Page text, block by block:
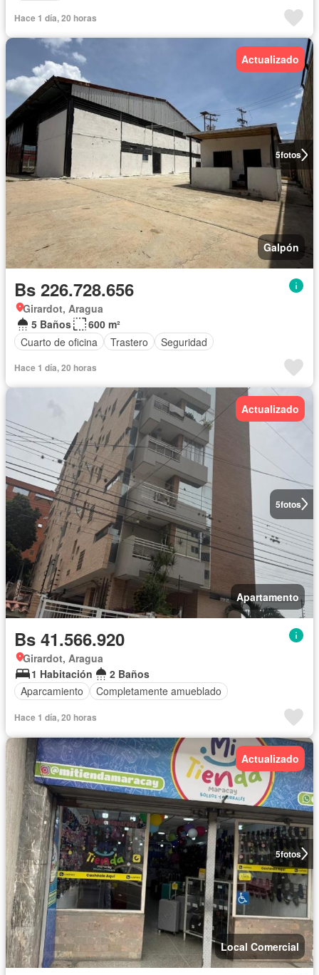
Hace 1 día, 20 horas
5fotos
Actualizado
Galpón
Bs 226.728.656
Girardot, Aragua
5 Baños
600 m²
Cuarto de oficina
Trastero Seguridad
Hace 1 día, 20 horas
5fotos
Actualizado
Apartamento
Bs 41.566.920
Girardot, Aragua
1 Habitación
2 Baños
Aparcamiento
Completamente amueblado
Hace 1 día, 20 horas
5fotos
Actualizado
Local Comercial